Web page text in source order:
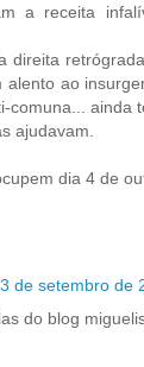
a receita
direita
alento ao
comuna... ainda
ajudavam.
dia 4 de
de setembro de
do blog